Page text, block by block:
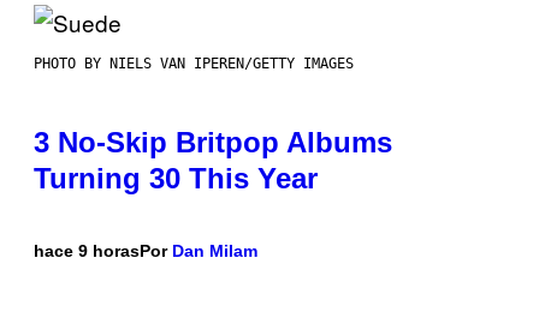
PHOTO BY NIELS VAN IPEREN/GETTY IMAGES
3 No-Skip Britpop Albums
Turning 30 This Year
hace 9 horasPor Dan Milam